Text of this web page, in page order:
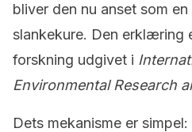
bliver den nu anset som
slankekure. Den erklæring
forskning udgivet i
Environmental Research
Dets mekanisme er simpel: